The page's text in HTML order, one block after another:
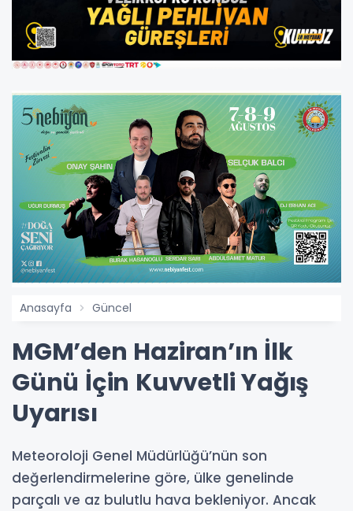
Anasayfa Güncel
MGM’den Haziran’ın İlk
Günü İçin Kuvvetli Yağış
Uyarısı
Meteoroloji Genel Müdürlüğü’nün son
değerlendirmelerine göre, ülke genelinde
parçalı ve az bulutlu hava bekleniyor. Ancak